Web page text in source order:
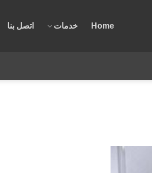
Home خدمات اتصل بنا